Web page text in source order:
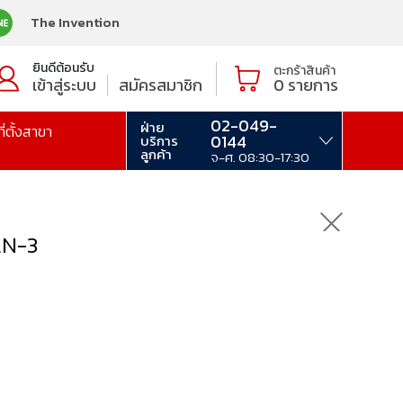
The Invention
ยินดีต้อนรับ
เข้าสู่ระบบ สมัครสมาชิก
ตะกร้าสินค้า
0 รายการ
ตั้งสาขา ฝ่าย
บริการ
ลูกค้า
02-049-
0144
จ-ศ. 08:30-17:30
3